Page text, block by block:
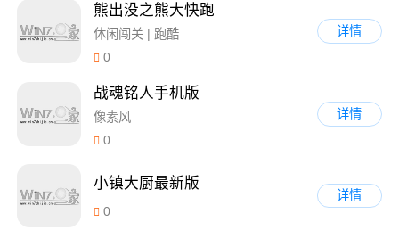
熊出没之熊大快跑
休闲闯关 | 跑酷
0
详情
战魂铭人手机版
像素风
0
详情
小镇大厨最新版
0
详情